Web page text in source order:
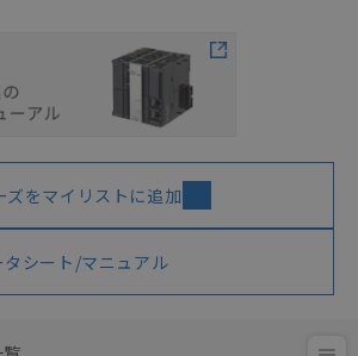
ズをマイリストに追加
シート/マニュアル